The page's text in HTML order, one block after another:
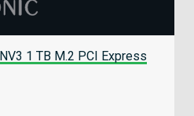
1 TB M.2 PCI Express